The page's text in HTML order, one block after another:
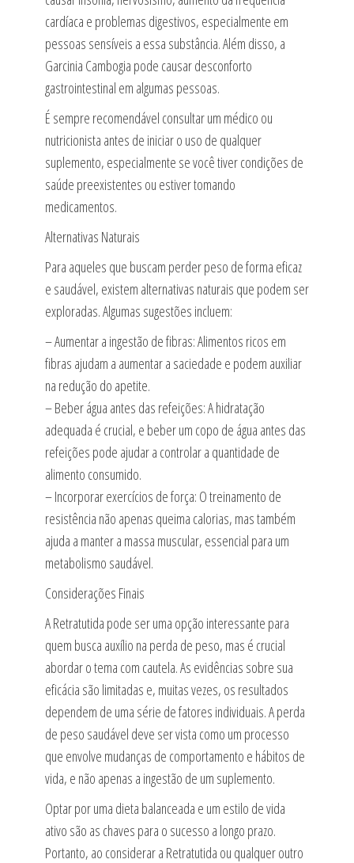
cardíaca e problemas digestivos, especialmente em
pessoas sensíveis a essa substância. Além disso, a
Garcinia Cambogia pode causar desconforto
gastrointestinal em algumas pessoas.
É sempre recomendável consultar um médico ou
nutricionista antes de iniciar o uso de qualquer
suplemento, especialmente se você tiver condições de
saúde preexistentes ou estiver tomando
medicamentos.
Alternativas Naturais
Para aqueles que buscam perder peso de forma eficaz
e saudável, existem alternativas naturais que podem ser
exploradas. Algumas sugestões incluem:
– Aumentar a ingestão de fibras: Alimentos ricos em
fibras ajudam a aumentar a saciedade e podem auxiliar
na redução do apetite.
– Beber água antes das refeições: A hidratação
adequada é crucial, e beber um copo de água antes das
refeições pode ajudar a controlar a quantidade de
alimento consumido.
– Incorporar exercícios de força: O treinamento de
resistência não apenas queima calorias, mas também
ajuda a manter a massa muscular, essencial para um
metabolismo saudável.
Considerações Finais
A Retratutida pode ser uma opção interessante para
quem busca auxílio na perda de peso, mas é crucial
abordar o tema com cautela. As evidências sobre sua
eficácia são limitadas e, muitas vezes, os resultados
dependem de uma série de fatores individuais. A perda
de peso saudável deve ser vista como um processo
que envolve mudanças de comportamento e hábitos de
vida, e não apenas a ingestão de um suplemento.
Optar por uma dieta balanceada e um estilo de vida
ativo são as chaves para o sucesso a longo prazo.
Portanto, ao considerar a Retratutida ou qualquer outro